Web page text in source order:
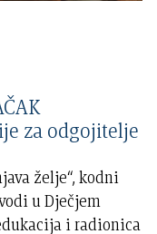
za odgojitelje
želje“, kodni
u Dječjem
i radionica